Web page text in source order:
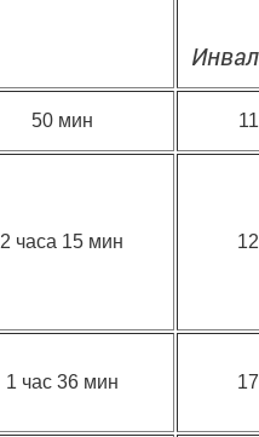
50 мин
2 часа 15 мин
1 час 36 мин